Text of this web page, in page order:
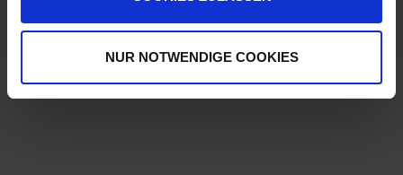
NUR NOTWENDIGE COOKIES
27404 Heeslingen